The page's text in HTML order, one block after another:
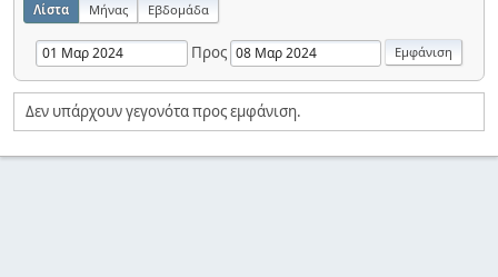
Λίστα Μήνας Εβδομάδα
Προς
Δεν υπάρχουν γεγονότα προς εμφάνιση.